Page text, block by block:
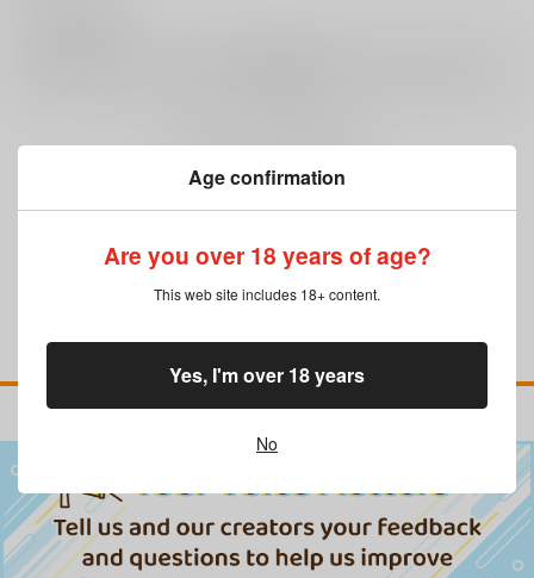
Age confirmation
Are you over 18 years of age?
This web site includes 18+ content.
No
Yes, I'm over 18 years